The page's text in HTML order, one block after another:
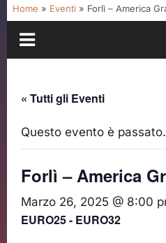
Home » Eventi » Forlì – America
« Tutti gli Eventi
Questo evento è passato.
Forlì – America
Marzo 26, 2025 @ 8:00
EURO25 - EURO32